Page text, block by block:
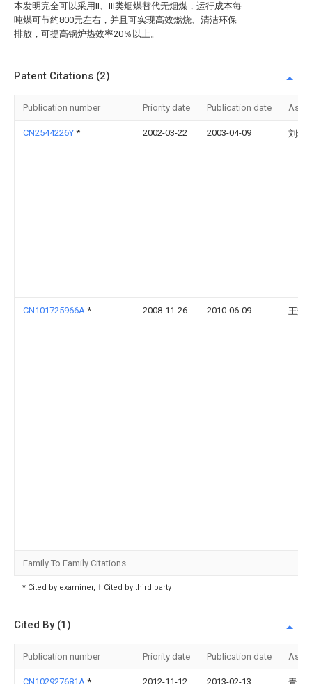
本发明完全可以采用II、III类烟煤替代无烟煤，运行成本每
吨煤可节约800元左右，并且可实现高效燃烧、清洁环保
排放，可提高锅炉热效率20％以上。
Patent Citations (2)
Publication number Priority date Publication date
CN2544226Y * 2002-03-22 2003-04-09 刘幼
CN101725966A * 2008-11-26 2010-06-09 王森
Family To Family Citations
* Cited by examiner, † Cited by third party
Cited By (1)
Publication number Priority date Publication date
CN102927681A * 2012-11-12 2013-02-13